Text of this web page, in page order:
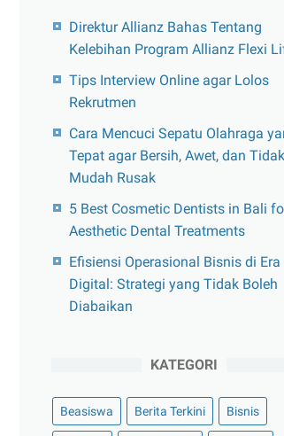
Direktur Allianz Bahas Tentang
Kelebihan Program Allianz Flexi
Tips Interview Online agar Lolos
Rekrutmen
Cara Mencuci Sepatu Olahraga
Tepat agar Bersih, Awet, dan Tidak
Mudah Rusak
5 Best Cosmetic Dentists in Bali
Aesthetic Dental Treatments
Efisiensi Operasional Bisnis di Era
Digital: Strategi yang Tidak Boleh
Diabaikan
KATEGORI
Beasiswa Berita Terkini Bisnis